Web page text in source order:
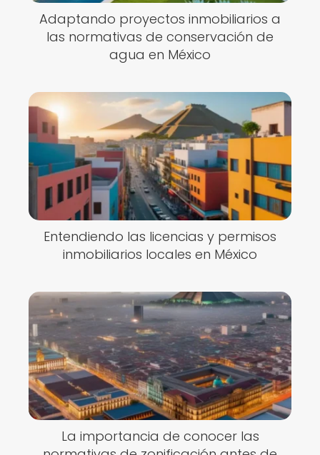
Adaptando proyectos inmobiliarios a
las normativas de conservación de
agua en México
Entendiendo las licencias y permisos
inmobiliarios locales en México
La importancia de conocer las